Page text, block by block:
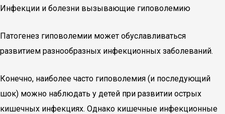
Инфекции и болезни вызывающие гиповолемию
Патогенез гиповолемии может обуславливаться
развитием разнообразных инфекционных заболеваний.
Конечно, наиболее часто гиповолемия (и последующий
шок) можно наблюдать у детей при развитии острых
кишечных инфекциях. Однако кишечные инфекционные